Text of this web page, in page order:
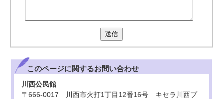
送信
このページに関するお問い合わせ
川西公民館
〒666-0017 川西市火打1丁目12番16号 キセラ川西プ